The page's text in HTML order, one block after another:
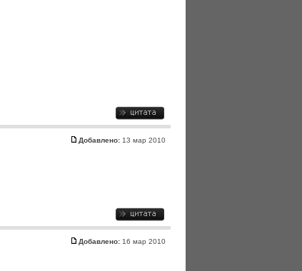
Добавлено: 13 мар 2010
Добавлено: 16 мар 2010